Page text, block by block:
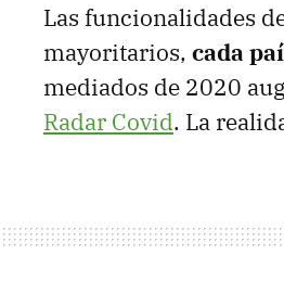
Las funcionalidades
mayoritarios, cada
mediados de 2020
Radar Covid. La